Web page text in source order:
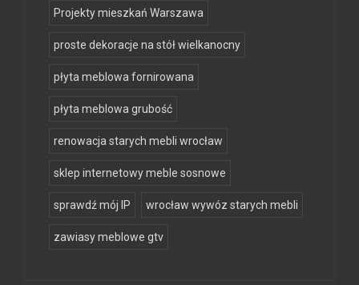
Projekty mieszkań Warszawa
proste dekoracje na stół wielkanocny
płyta meblowa fornirowana
płyta meblowa grubość
renowacja starych mebli wrocław
sklep internetowy meble sosnowe
sprawdź mój IP wrocław wywóz starych mebli
zawiasy meblowe gtv